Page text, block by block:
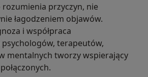
rozumienia przyczyn, nie
łagodzeniem objawów.
i współpraca
terapeutów,
mentalnych tworzy wspierający